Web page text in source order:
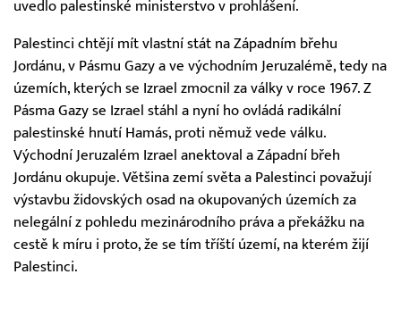
uvedlo palestinské ministerstvo v prohlášení.
Palestinci chtějí mít vlastní stát na Západním břehu
Jordánu, v Pásmu Gazy a ve východním Jeruzalémě, tedy na
územích, kterých se Izrael zmocnil za války v roce 1967. Z
Pásma Gazy se Izrael stáhl a nyní ho ovládá radikální
palestinské hnutí Hamás, proti němuž vede válku.
Východní Jeruzalém Izrael anektoval a Západní břeh
Jordánu okupuje. Většina zemí světa a Palestinci považují
výstavbu židovských osad na okupovaných územích za
nelegální z pohledu mezinárodního práva a překážku na
cestě k míru i proto, že se tím tříští území, na kterém žijí
Palestinci.